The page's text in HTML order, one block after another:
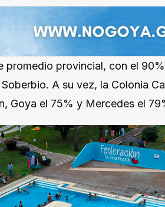
promedio provincial, con el
A su vez, la Colonia
Goya el 75% y Mercedes el